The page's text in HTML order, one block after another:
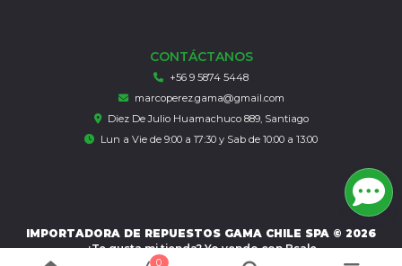
CONTÁCTANOS
+56 9 5874 5448
marcoperez.gama@gmail.com
Diez De Julio Huamachuco 889, Santiago
Lun a Vie de 9:00 a 17:30 y Sab de 10:00 a 13:00
IMPORTADORA DE REPUESTOS GAMA CHILE SPA © 2026
¿Te gusta mi tienda? Yo vendo conBsale
0